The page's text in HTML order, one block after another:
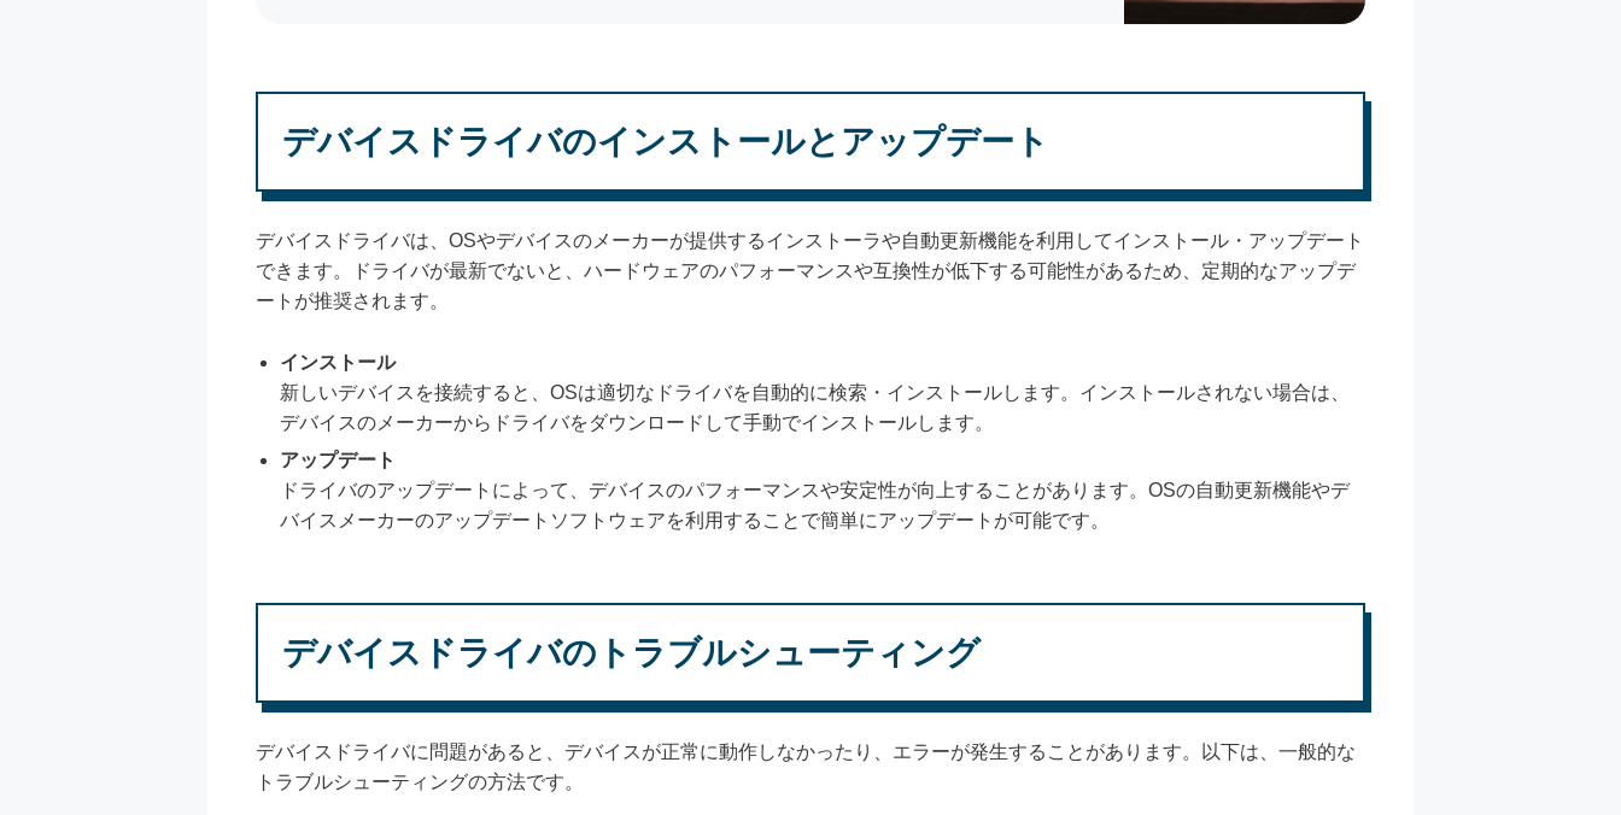
デバイスドライバのインストールとアップデート
デバイスドライバは、OSやデバイスのメーカーが提供するインストーラや自動更新機能を利用してインストール・アップデート
できます。ドライバが最新でないと、ハードウェアのパフォーマンスや互換性が低下する可能性があるため、定期的なアップデ
ートが推奨されます。
インストール
新しいデバイスを接続すると、OSは適切なドライバを自動的に検索・インストールします。インストールされない場合は、
デバイスのメーカーからドライバをダウンロードして手動でインストールします。
アップデート
ドライバのアップデートによって、デバイスのパフォーマンスや安定性が向上することがあります。OSの自動更新機能やデ
バイスメーカーのアップデートソフトウェアを利用することで簡単にアップデートが可能です。
デバイスドライバのトラブルシューティング
デバイスドライバに問題があると、デバイスが正常に動作しなかったり、エラーが発生することがあります。以下は、一般的な
トラブルシューティングの方法です。